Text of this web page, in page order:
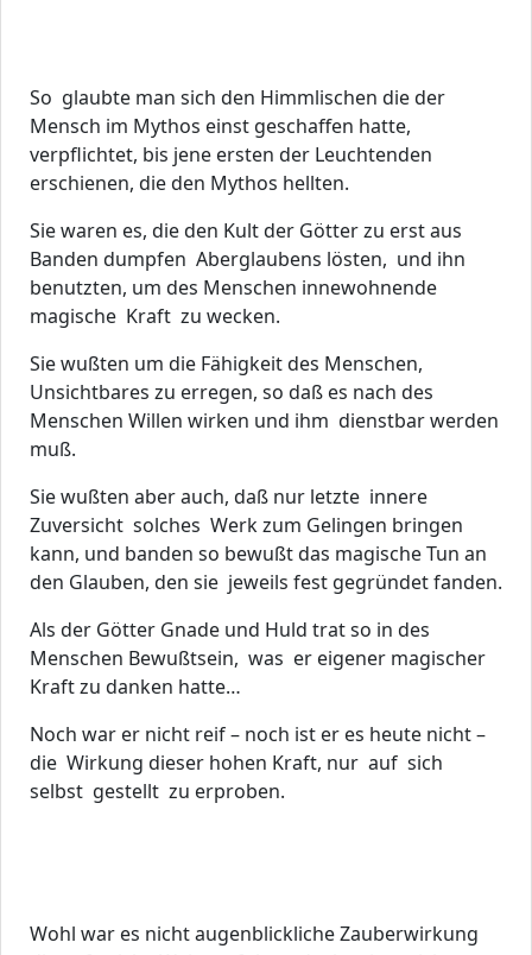
So glaubte man sich den Himmlischen die der
Mensch im Mythos einst geschaffen hatte,
verpflichtet, bis jene ersten der Leuchtenden
erschienen, die den Mythos hellten.
Sie waren es, die den Kult der Götter zu erst aus
Banden dumpfen Aberglaubens lösten, und ihn
benutzten, um des Menschen innewohnende
magische Kraft zu wecken.
Sie wußten um die Fähigkeit des Menschen,
Unsichtbares zu erregen, so daß es nach des
Menschen Willen wirken und ihm dienstbar werden
muß.
Sie wußten aber auch, daß nur letzte innere
Zuversicht solches Werk zum Gelingen bringen
kann, und banden so bewußt das magische Tun an
den Glauben, den sie jeweils fest gegründet fanden.
Als der Götter Gnade und Huld trat so in des
Menschen Bewußtsein, was er eigener magischer
Kraft zu danken hatte…
Noch war er nicht reif – noch ist er es heute nicht –
die Wirkung dieser hohen Kraft, nur auf sich
selbst gestellt zu erproben.
Wohl war es nicht augenblickliche Zauberwirkung